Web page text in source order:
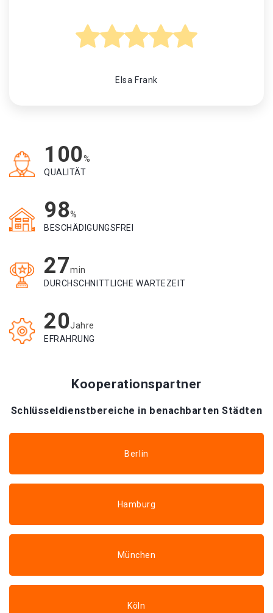
Elsa Frank
100%
QUALITÄT
98%
BESCHÄDIGUNGSFREI
27min
DURCHSCHNITTLICHE WARTEZEIT
20Jahre
EFRAHRUNG
Kooperationspartner
Schlüsseldienstbereiche in benachbarten Städten
Berlin
Hamburg
München
Köln